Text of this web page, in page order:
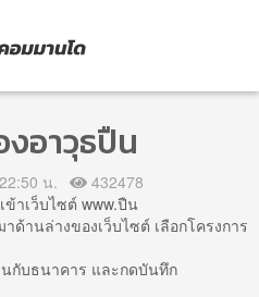
อาวุธปืน
น.
432478
ข้าเว็บไซต์ www.ปืน
ด้านล่างของเว็บไซต์ เลือกโครงการ
กับธนาคาร และกดบันทึก